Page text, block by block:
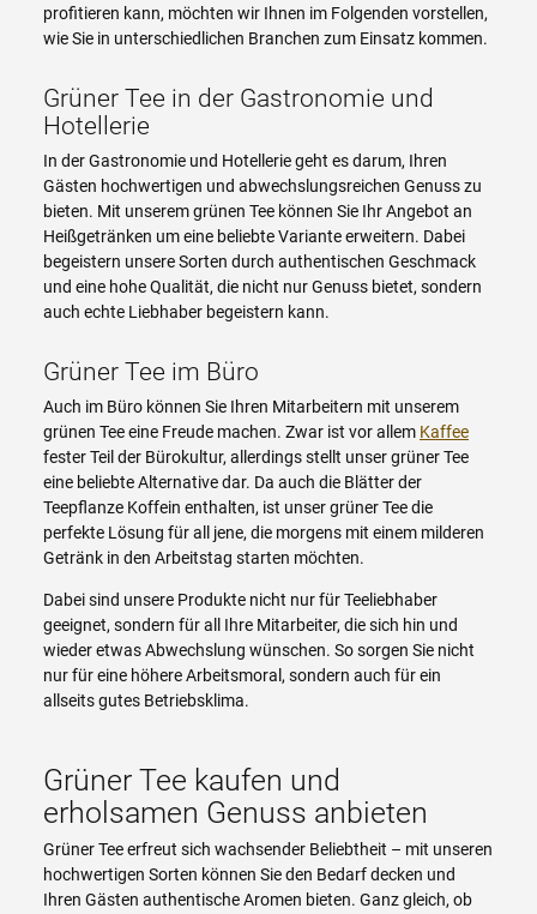
profitieren kann, möchten wir Ihnen im Folgenden vorstellen,
wie Sie in unterschiedlichen Branchen zum Einsatz kommen.
Grüner Tee in der Gastronomie und
Hotellerie
In der Gastronomie und Hotellerie geht es darum, Ihren
Gästen hochwertigen und abwechslungsreichen Genuss zu
bieten. Mit unserem grünen Tee können Sie Ihr Angebot an
Heißgetränken um eine beliebte Variante erweitern. Dabei
begeistern unsere Sorten durch authentischen Geschmack
und eine hohe Qualität, die nicht nur Genuss bietet, sondern
auch echte Liebhaber begeistern kann.
Grüner Tee im Büro
Auch im Büro können Sie Ihren Mitarbeitern mit unserem
grünen Tee eine Freude machen. Zwar ist vor allem Kaffee
fester Teil der Bürokultur, allerdings stellt unser grüner Tee
eine beliebte Alternative dar. Da auch die Blätter der
Teepflanze Koffein enthalten, ist unser grüner Tee die
perfekte Lösung für all jene, die morgens mit einem milderen
Getränk in den Arbeitstag starten möchten.
Dabei sind unsere Produkte nicht nur für Teeliebhaber
geeignet, sondern für all Ihre Mitarbeiter, die sich hin und
wieder etwas Abwechslung wünschen. So sorgen Sie nicht
nur für eine höhere Arbeitsmoral, sondern auch für ein
allseits gutes Betriebsklima.
Grüner Tee kaufen und
erholsamen Genuss anbieten
Grüner Tee erfreut sich wachsender Beliebtheit – mit unseren
hochwertigen Sorten können Sie den Bedarf decken und
Ihren Gästen authentische Aromen bieten. Ganz gleich, ob